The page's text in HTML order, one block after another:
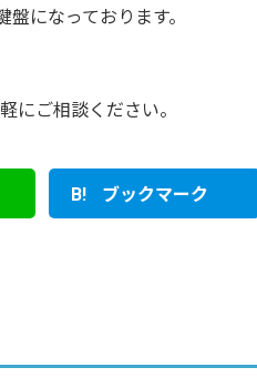
になっております。
にご相談ください。
ブックマーク